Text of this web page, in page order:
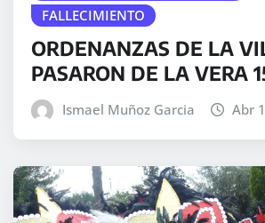
FALLECIMIENTO
ORDENANZAS DE LA
PASARON DE LA VERA
Ismael Muñoz Garcia Abr